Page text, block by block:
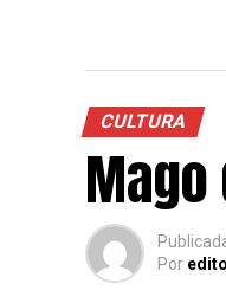
CULTURA
Mago
Por